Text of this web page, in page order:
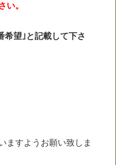
い。
望｣と記載して下さ
ますようお願い致しま